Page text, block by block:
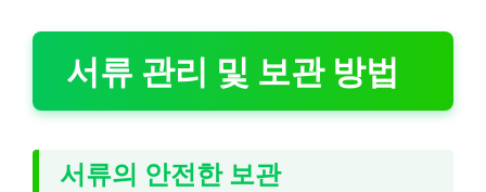
서류 관리 및 보관 방법
서류의 안전한 보관